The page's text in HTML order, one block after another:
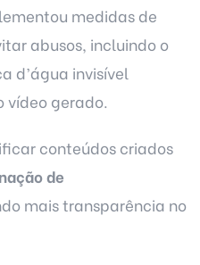
medidas de
abusos, incluindo o
d’água invisível
gerado.
conteúdos criados
de
mais transparência no